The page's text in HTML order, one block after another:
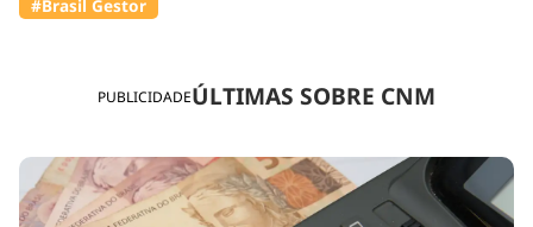
PUBLICIDADEÚLTIMAS SOBRE CNM
#Brasil Gestor